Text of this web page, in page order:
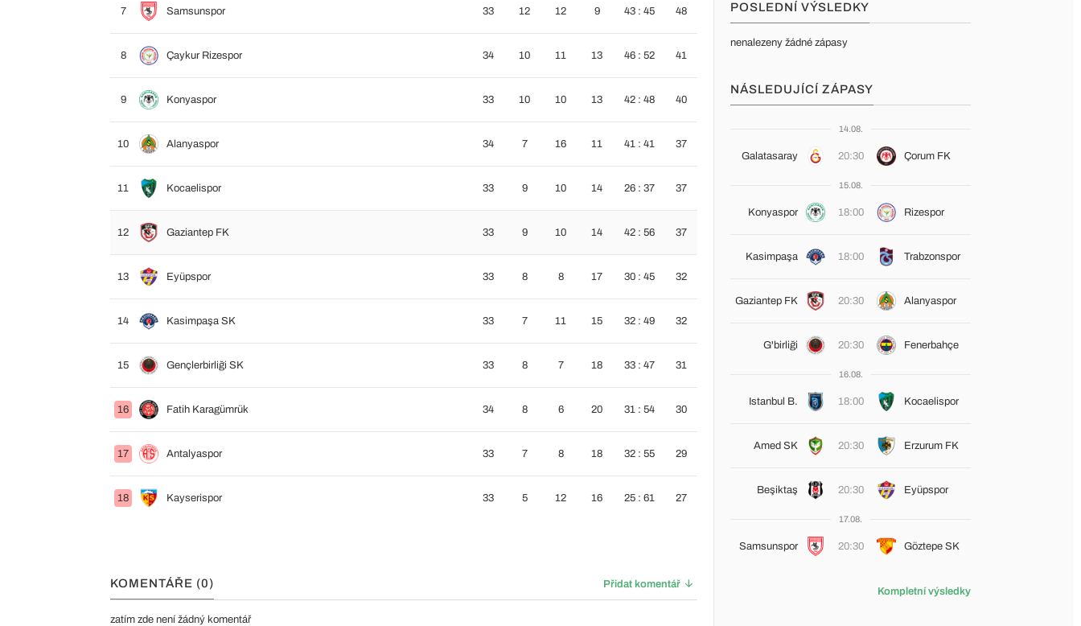
7 Samsunspor 33 12 12 9 43 : 45 48
8 Çaykur Rizespor 34 10 11 13 46 : 52 41
9 Konyaspor 33 10 10 13 42 : 48 40
10 Alanyaspor 34 7 16 11 41 : 41 37
11 Kocaelispor 33 9 10 14 26 : 37 37
12 Gaziantep FK 33 9 10 14 42 : 56 37
13 Eyüpspor 33 8 8 17 30 : 45 32
14 Kasimpaşa SK 33 7 11 15 32 : 49 32
15 Gençlerbirliği SK 33 8 7 18 33 : 47 31
16 Fatih Karagümrük 34 8 6 20 31 : 54 30
17 Antalyaspor 33 7 8 18 32 : 55 29
18 Kayserispor 33 5 12 16 25 : 61 27
KOMENTÁŘE (0) Přidat komentář
zatím zde není žádný komentář
POSLEDNÍ VÝSLEDKY
nenalezeny žádné zápasy
NÁSLEDUJÍCÍ ZÁPASY
14.08.
Galatasaray 20:30 Çorum FK
15.08.
Konyaspor 18:00 Rizespor
Kasimpaşa 18:00 Trabzonspor
Gaziantep FK 20:30 Alanyaspor
G'birliği 20:30 Fenerbahçe
16.08.
Istanbul B. 18:00 Kocaelispor
Amed SK 20:30 Erzurum FK
Beşiktaş 20:30 Eyüpspor
17.08.
Samsunspor 20:30 Göztepe SK
Kompletní výsledky